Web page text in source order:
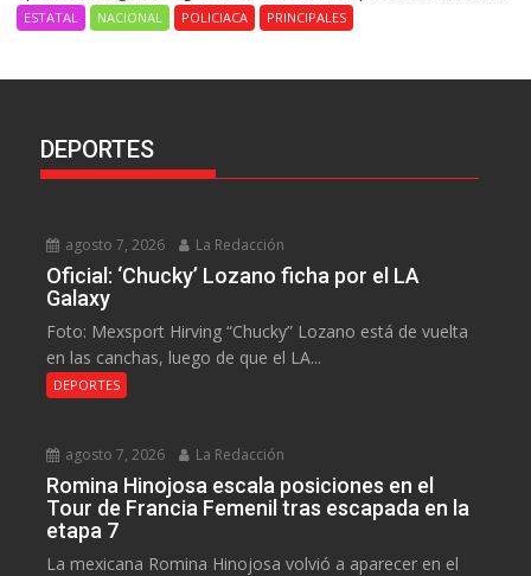
ESTATAL NACIONAL POLICIACA PRINCIPALES
DEPORTES
agosto 7, 2026 La Redacción
Oficial: ‘Chucky’ Lozano ficha por el LA
Galaxy
Foto: Mexsport Hirving “Chucky” Lozano está de vuelta
en las canchas, luego de que el LA...
DEPORTES
agosto 7, 2026 La Redacción
Romina Hinojosa escala posiciones en el
Tour de Francia Femenil tras escapada en la
etapa 7
La mexicana Romina Hinojosa volvió a aparecer en el